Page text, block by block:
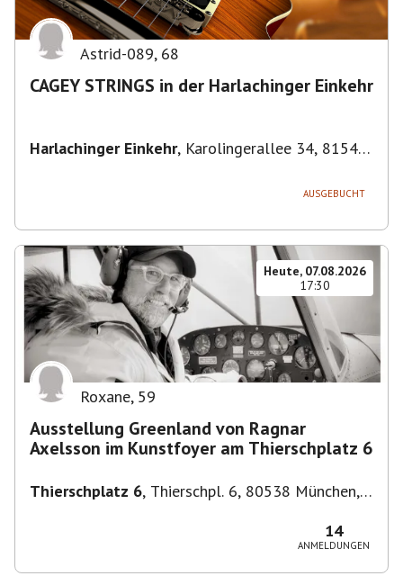
Astrid-089, 68
CAGEY STRINGS in der Harlachinger Einkehr
Harlachinger Einkehr, Karolingerallee 34, 81545
AUSGEBUCHT
Heute, 07.08.2026
17:30
Roxane, 59
Ausstellung Greenland von Ragnar
Axelsson im Kunstfoyer am Thierschplatz 6
Thierschplatz 6, Thierschpl. 6, 80538 München,
14
ANMELDUNGEN